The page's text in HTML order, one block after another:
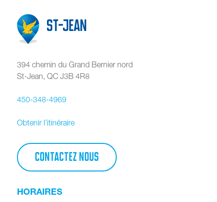
St-Jean
394 chemin du Grand Bernier nord
St-Jean QC J3B 4R8
450-348-4969
Obtenir l’itinéraire
CONTACTEZ NOUS
HORAIRES